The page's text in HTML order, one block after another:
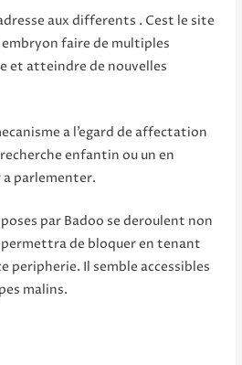
aux differents . Cest le site
faire de multiples
et atteindre de nouvelles
a l’egard de affectation
enfantin ou un en
parlementer.
par Badoo se deroulent non
permettra de bloquer en tenant
peripherie. Il semble accessibles
malins.